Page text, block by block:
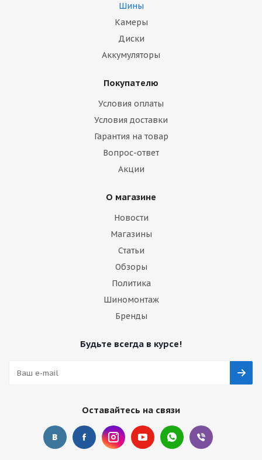
Шины
Камеры
Диски
Аккумуляторы
Покупателю
Условия оплаты
Условия доставки
Гарантия на товар
Вопрос-ответ
Акции
О магазине
Новости
Магазины
Статьи
Обзоры
Политика
Шиномонтаж
Бренды
Будьте всегда в курсе!
Оставайтесь на связи